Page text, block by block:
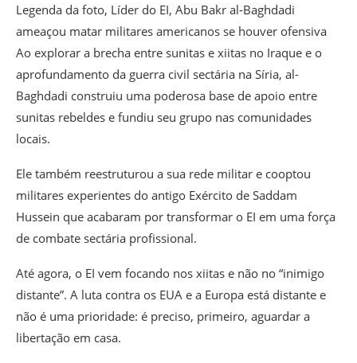
Legenda da foto, Líder do EI, Abu Bakr al-Baghdadi
ameaçou matar militares americanos se houver ofensiva
Ao explorar a brecha entre sunitas e xiitas no Iraque e o
aprofundamento da guerra civil sectária na Síria, al-
Baghdadi construiu uma poderosa base de apoio entre
sunitas rebeldes e fundiu seu grupo nas comunidades
locais.
Ele também reestruturou a sua rede militar e cooptou
militares experientes do antigo Exército de Saddam
Hussein que acabaram por transformar o EI em uma força
de combate sectária profissional.
Até agora, o EI vem focando nos xiitas e não no “inimigo
distante”. A luta contra os EUA e a Europa está distante e
não é uma prioridade: é preciso, primeiro, aguardar a
libertação em casa.